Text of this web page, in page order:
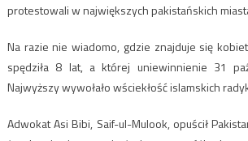
protestowali w największych pakistańskich
Na razie nie wiadomo, gdzie znajduje się
spędziła 8 lat, a której uniewinnienie 31
Najwyższy wywołało wściekłość islamskich
Adwokat Asi Bibi, Saif-ul-Mulook, opuścił